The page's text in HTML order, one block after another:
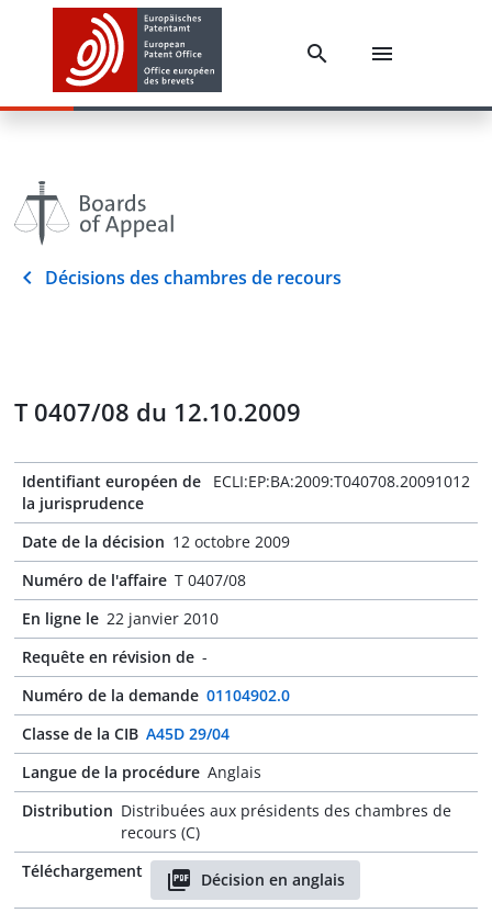
Décisions des chambres de recours
T 0407/08 du 12.10.2009
Identifiant européen de
la jurisprudence
ECLI:EP:BA:2009:T040708.20091012
Date de la décision 12 octobre 2009
Numéro de l'affaire T 0407/08
En ligne le 22 janvier 2010
Requête en révision de -
Numéro de la demande 01104902.0
Classe de la CIB A45D 29/04
Langue de la procédure Anglais
Distribution Distribuées aux présidents des chambres de
recours (C)
Téléchargement
Décision en anglais